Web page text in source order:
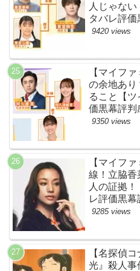
人じゃな
タバレ評
キャスト
9420 views
【マイフ
の余地あり
ること【
価黒幕評判
脚本あらす
9350 views
【マイフ
線！立脇香
人の証拠
レ評価黒
スト脚本
9285 views
【名探偵
光』殺人事